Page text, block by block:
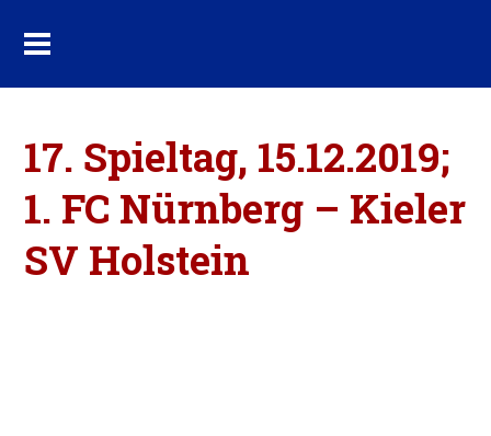
17. Spieltag, 15.12.2019;
1. FC Nürnberg – Kieler
SV Holstein